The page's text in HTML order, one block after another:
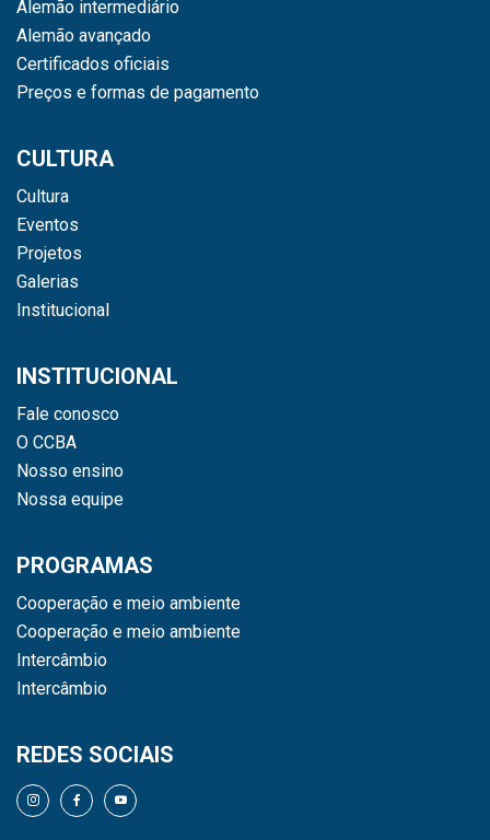
Alemão intermediário
Alemão avançado
Certificados oficiais
Preços e formas de pagamento
CULTURA
Cultura
Eventos
Projetos
Galerias
Institucional
INSTITUCIONAL
Fale conosco
O CCBA
Nosso ensino
Nossa equipe
PROGRAMAS
Cooperação e meio ambiente
Cooperação e meio ambiente
Intercâmbio
Intercâmbio
REDES SOCIAIS